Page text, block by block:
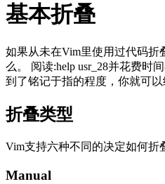
基本折叠
如果从未在Vim里使用过代码折
么。 阅读:help usr_28并花费时
到了铭记于指的程度，你就可以
折叠类型
Vim支持六种不同的决定如何折
Manual